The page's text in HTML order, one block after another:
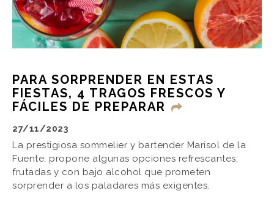
PARA SORPRENDER EN ESTAS
FIESTAS, 4 TRAGOS FRESCOS Y
FÁCILES DE PREPARAR
27/11/2023
La prestigiosa sommelier y bartender Marisol de la
Fuente, propone algunas opciones refrescantes,
frutadas y con bajo alcohol que prometen
sorprender a los paladares más exigentes.